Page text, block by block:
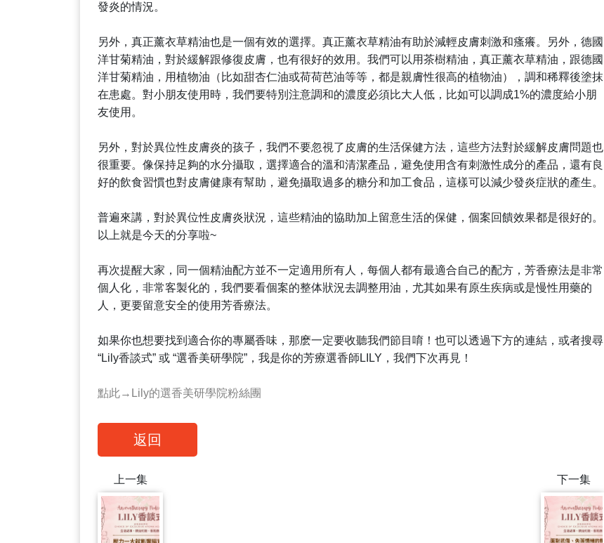
發炎的情況。
另外，真正薰衣草精油也是一個有效的選擇。真正薰衣草精油有助於減輕皮膚刺激和瘙癢。另外，德國
洋甘菊精油，對於緩解跟修復皮膚，也有很好的效用。我們可以用茶樹精油，真正薰衣草精油，跟德國
洋甘菊精油，用植物油（比如甜杏仁油或荷荷芭油等等，都是親膚性很高的植物油），調和稀釋後塗抹
在患處。對小朋友使用時，我們要特別注意調和的濃度必須比大人低，比如可以調成1%的濃度給小朋
友使用。
另外，對於異位性皮膚炎的孩子，我們不要忽視了皮膚的生活保健方法，這些方法對於緩解皮膚問題也
很重要。像保持足夠的水分攝取，選擇適合的溫和清潔產品，避免使用含有刺激性成分的產品，還有良
好的飲食習慣也對皮膚健康有幫助，避免攝取過多的糖分和加工食品，這樣可以減少發炎症狀的產生。
普遍來講，對於異位性皮膚炎狀況，這些精油的協助加上留意生活的保健，個案回饋效果都是很好的。
以上就是今天的分享啦~
再次提醒大家，同一個精油配方並不一定適用所有人，每個人都有最適合自己的配方，芳香療法是非常
個人化，非常客製化的，我們要看個案的整体狀況去調整用油，尤其如果有原生疾病或是慢性用藥的
人，更要留意安全的使用芳香療法。
如果你也想要找到適合你的專屬香味，那麽一定要收聽我們節目唷！也可以透過下方的連結，或者搜尋
“Lily香談式” 或 “選香美研學院”，我是你的芳療選香師LILY，我們下次再見！
點此→Lily的選香美研學院粉絲團
返回
上一集 下一集